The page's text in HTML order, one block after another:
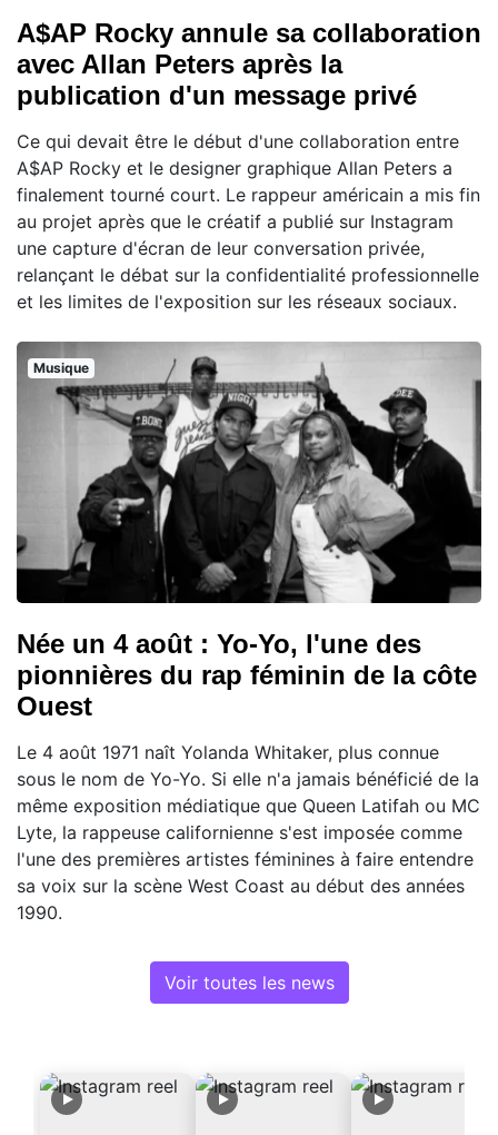
A$AP Rocky annule sa collaboration
avec Allan Peters après la
publication d'un message privé
Ce qui devait être le début d'une collaboration entre
A$AP Rocky et le designer graphique Allan Peters a
finalement tourné court. Le rappeur américain a mis fin
au projet après que le créatif a publié sur Instagram
une capture d'écran de leur conversation privée,
relançant le débat sur la confidentialité professionnelle
et les limites de l'exposition sur les réseaux sociaux.
Musique
Née un 4 août : Yo-Yo, l'une des
pionnières du rap féminin de la côte
Ouest
Le 4 août 1971 naît Yolanda Whitaker, plus connue
sous le nom de Yo-Yo. Si elle n'a jamais bénéficié de la
même exposition médiatique que Queen Latifah ou MC
Lyte, la rappeuse californienne s'est imposée comme
l'une des premières artistes féminines à faire entendre
sa voix sur la scène West Coast au début des années
1990.
Voir toutes les news